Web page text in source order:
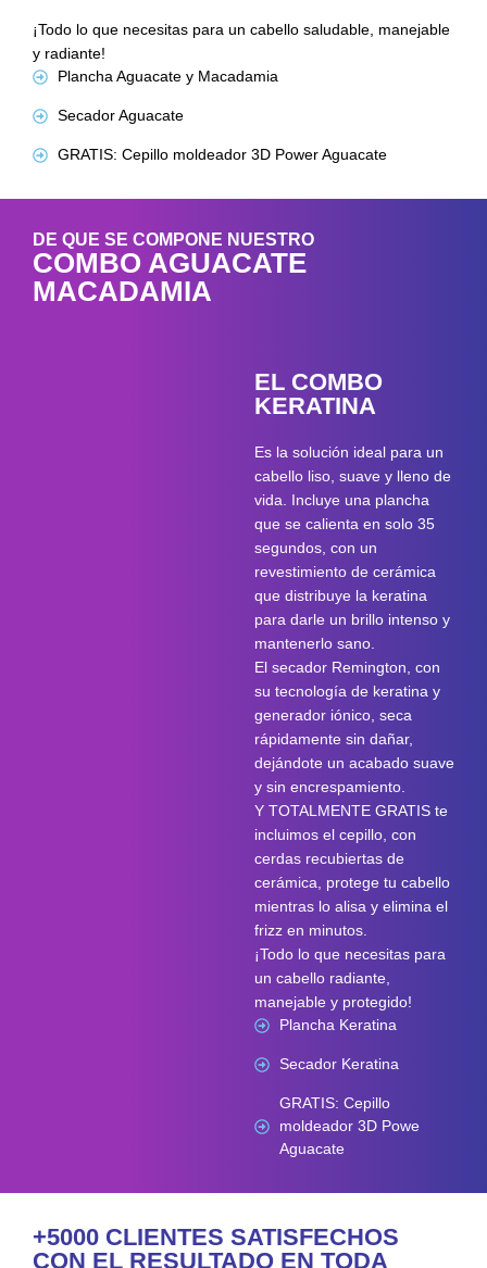
¡Todo lo que necesitas para un cabello saludable, manejable
y radiante!
Plancha Aguacate y Macadamia
Secador Aguacate
GRATIS: Cepillo moldeador 3D Power Aguacate
DE QUE SE COMPONE NUESTRO
COMBO AGUACATE
MACADAMIA
EL COMBO
KERATINA
Es la solución ideal para un
cabello liso, suave y lleno de
vida. Incluye una plancha
que se calienta en solo 35
segundos, con un
revestimiento de cerámica
que distribuye la keratina
para darle un brillo intenso y
mantenerlo sano.
El secador Remington, con
su tecnología de keratina y
generador iónico, seca
rápidamente sin dañar,
dejándote un acabado suave
y sin encrespamiento.
Y TOTALMENTE GRATIS te
incluimos el cepillo, con
cerdas recubiertas de
cerámica, protege tu cabello
mientras lo alisa y elimina el
frizz en minutos.
¡Todo lo que necesitas para
un cabello radiante,
manejable y protegido!
Plancha Keratina
Secador Keratina
GRATIS: Cepillo
moldeador 3D Powe
Aguacate
+5000 CLIENTES SATISFECHOS
CON EL RESULTADO EN TODA